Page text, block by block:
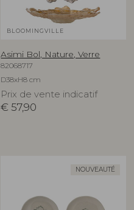
BLOOMINGVILLE
Asimi Bol, Nature, Verre
82068717
D38xH8 cm
Prix de vente indicatif
€ 57,90
NOUVEAUTÉ